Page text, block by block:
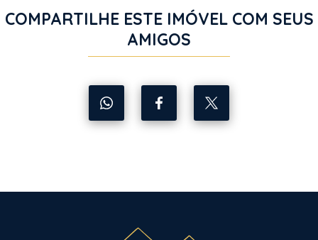
COMPARTILHE ESTE IMÓVEL COM SEUS
AMIGOS